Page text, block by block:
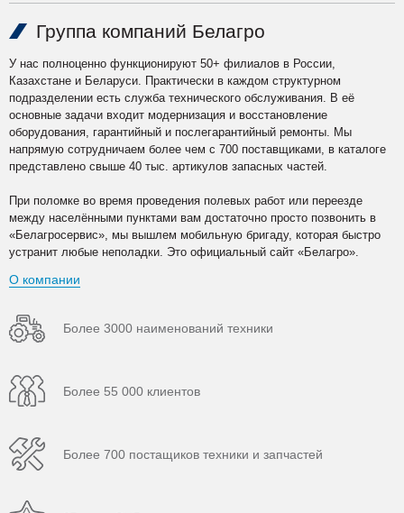
Группа компаний Белагро
У нас полноценно функционируют 50+ филиалов в России,
Казахстане и Беларуси. Практически в каждом структурном
подразделении есть служба технического обслуживания. В её
основные задачи входит модернизация и восстановление
оборудования, гарантийный и послегарантийный ремонты. Мы
напрямую сотрудничаем более чем с 700 поставщиками, в каталоге
представлено свыше 40 тыс. артикулов запасных частей.
При поломке во время проведения полевых работ или переезде
между населёнными пунктами вам достаточно просто позвонить в
«Белагросервис», мы вышлем мобильную бригаду, которая быстро
устранит любые неполадки. Это официальный сайт «Белагро».
О компании
Более 3000 наименований техники
Более 55 000 клиентов
Более 700 постащиков техники и запчастей